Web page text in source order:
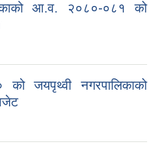
आ.व. २०८०-०८१ को
जयपृथ्वी नगरपालिकाको